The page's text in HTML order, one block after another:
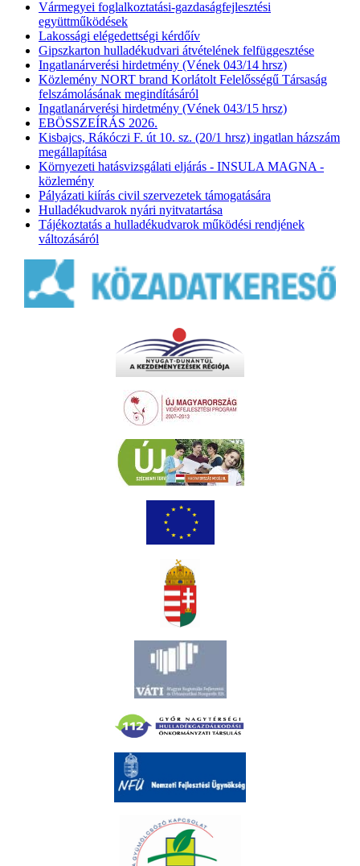
Vármegyei foglalkoztatási-gazdaságfejlesztési
együttműködések
Lakossági elégedettségi kérdőív
Gipszkarton hulladékudvari átvételének felfüggesztése
Ingatlanárverési hirdetmény (Vének 043/14 hrsz)
Közlemény NORT brand Korlátolt Felelősségű Társaság
felszámolásának megindításáról
Ingatlanárverési hirdetmény (Vének 043/15 hrsz)
EBÖSSZEÍRÁS 2026.
Kisbajcs, Rákóczi F. út 10. sz. (20/1 hrsz) ingatlan házszám
megállapítása
Környezeti hatásvizsgálati eljárás - INSULA MAGNA -
közlemény
Pályázati kiírás civil szervezetek támogatására
Hulladékudvarok nyári nyitvatartása
Tájékoztatás a hulladékudvarok működési rendjének
változásáról